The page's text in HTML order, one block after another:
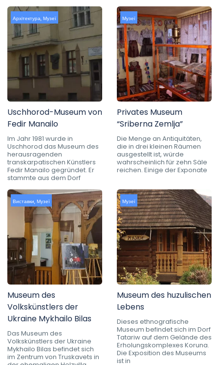
Архітектура, Музеї
Uschhorod-Museum von
Fedir Manailo
Im Jahr 1981 wurde in
Uschhorod das Museum des
herausragenden
transkarpatischen Künstlers
Fedir Manailo gegründet. Er
stammte aus dem Dorf
Музеї
Privates Museum
“Sriberna Zemlja”
Die Menge an Antiquitäten,
die in drei kleinen Räumen
ausgestellt ist, würde
wahrscheinlich für zehn Säle
reichen. Einige der Exponate
Виставки, Музеї
Museum des
Volkskünstlers der
Ukraine Mykhailo Bilas
Das Museum des
Volkskünstlers der Ukraine
Mykhailo Bilas befindet sich
im Zentrum von Truskavets in
Музеї
Museum des huzulischen
Lebens
Dieses ethnografische
Museum befindet sich im Dorf
Tatariw auf dem Gelände des
Erholungskomplexes Koruna.
Die Exposition des Museums
ist in